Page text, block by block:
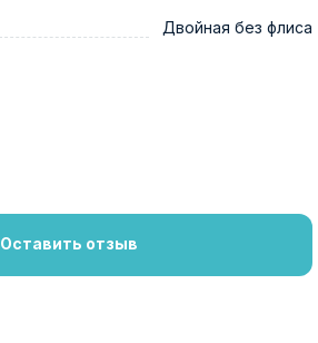
Двойная без флиса
Оставить отзыв